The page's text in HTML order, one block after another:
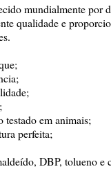
mundialmente por
qualidade e
em animais;
perfeita;
DBP, tolueno e